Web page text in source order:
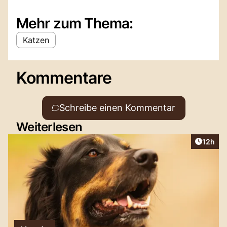
Mehr zum Thema:
Katzen
Kommentare
Schreibe einen Kommentar
Weiterlesen
Artikel
12h